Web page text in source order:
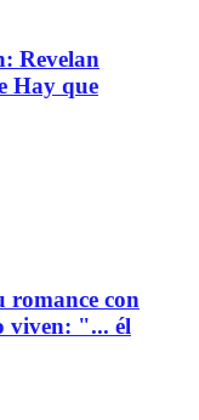
Revelan
Hay que
romance con
viven: "... él